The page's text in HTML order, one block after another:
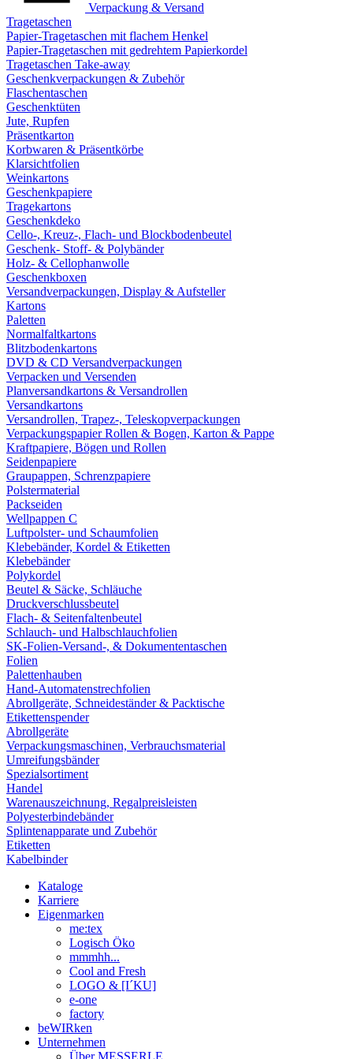
Verpackung & Versand
Tragetaschen
Papier-Tragetaschen mit flachem Henkel
Papier-Tragetaschen mit gedrehtem Papierkordel
Tragetaschen Take-away
Geschenkverpackungen & Zubehör
Flaschentaschen
Geschenktüten
Jute, Rupfen
Präsentkarton
Korbwaren & Präsentkörbe
Klarsichtfolien
Weinkartons
Geschenkpapiere
Tragekartons
Geschenkdeko
Cello-, Kreuz-, Flach- und Blockbodenbeutel
Geschenk- Stoff- & Polybänder
Holz- & Cellophanwolle
Geschenkboxen
Versandverpackungen, Display & Aufsteller
Kartons
Paletten
Normalfaltkartons
Blitzbodenkartons
DVD & CD Versandverpackungen
Verpacken und Versenden
Planversandkartons & Versandrollen
Versandkartons
Versandrollen, Trapez-, Teleskopverpackungen
Verpackungspapier Rollen & Bogen, Karton & Pappe
Kraftpapiere, Bögen und Rollen
Seidenpapiere
Graupappen, Schrenzpapiere
Polstermaterial
Packseiden
Wellpappen C
Luftpolster- und Schaumfolien
Klebebänder, Kordel & Etiketten
Klebebänder
Polykordel
Beutel & Säcke, Schläuche
Druckverschlussbeutel
Flach- & Seitenfaltenbeutel
Schlauch- und Halbschlauchfolien
SK-Folien-Versand-, & Dokumententaschen
Folien
Palettenhauben
Hand-Automatenstrechfolien
Abrollgeräte, Schneideständer & Packtische
Etikettenspender
Abrollgeräte
Verpackungsmaschinen, Verbrauchsmaterial
Umreifungsbänder
Spezialsortiment
Handel
Warenauszeichnung, Regalpreisleisten
Polyesterbindebänder
Splintenapparate und Zubehör
Etiketten
Kabelbinder
Kataloge
Karriere
Eigenmarken
me:tex
Logisch Öko
mmmhh...
Cool and Fresh
LOGO & [I´KU]
e-one
factory
beWIRken
Unternehmen